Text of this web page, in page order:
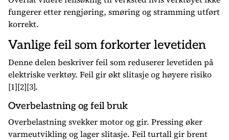
fungerer etter rengjøring, smøring og stramming utført
korrekt.
Vanlige feil som forkorter levetiden
Denne delen beskriver feil som reduserer levetiden på
elektriske verktøy. Feil gir økt slitasje og høyere risiko
[1][2][3].
Overbelastning og feil bruk
Overbelastning svekker motor og gir. Pressing øker
varmeutvikling og lager slitasje. Feil turtall gir brent